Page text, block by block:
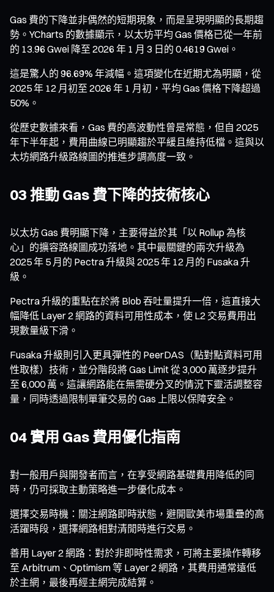
Gas 費的下降並非偶然的短期現象，而是呈現明顯的長期趨
勢。YCharts 的數據顯示，以太坊平均 Gas 價格已從一年前
的 13.96 Gwei 降至 2026 年 1 月 3 日的 0.4619 Gwei。
這是驚人的 96.69% 年減幅。這項變化在近期尤為明顯，從
2025 年 12 月初至 2026 年 1 月初，平均 Gas 價格下降超過
50%。
從歷史數據來看，Gas 費的高波動性曾是常態，但自 2025
年下半年起，費用曲線已明顯趨於平緩且維持低檔。這與以
太坊網路升級路線圖的推進步調高度一致。
03 推動 Gas 費下降的技術核心
以太坊 Gas 費明顯下降，主要得益於其「以 Rollup 為核
心」的擴容路線圖成功落地。其中最關鍵的兩次升級為
2025 年 5 月的 Pectra 升級與 2025 年 12 月的 Fusaka 升
級。
Pectra 升級的重點在於將 Blob 吞吐量提升一倍，這直接大
幅降低 Layer 2 網路的資料可用性成本，使 L2 交易費用出
現數量級下滑。
Fusaka 升級則引入更具彈性的 PeerDAS（點對點資料可用
性取樣）技術，並分階段將 Gas Limit 從 3,000 萬逐步提升
至 6,000 萬。這讓網路能在無需硬分叉的情況下靈活調整容
量，同時透過限制單筆交易的 Gas 上限以保障安全。
04 實用 Gas 費用優化指南
對一般用戶與開發者而言，在享受網路基礎費用降低的同
時，仍可採取主動策略進一步優化成本。
選擇交易時機：關注網路即時狀態，避開歐美市場重疊的高
活躍時段，選擇網路相對清閒時進行交易。
善用 Layer 2 網路：對於非即時性需求，可將主要操作轉移
至 Arbitrum、Optimism 等 Layer 2 網路，其費用通常遠低
於主網，最後再經主網完成結算。